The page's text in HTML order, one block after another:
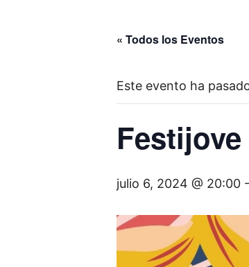
« Todos los Eventos
Este evento ha
Festijove
julio 6, 2024 @ 20:00 -